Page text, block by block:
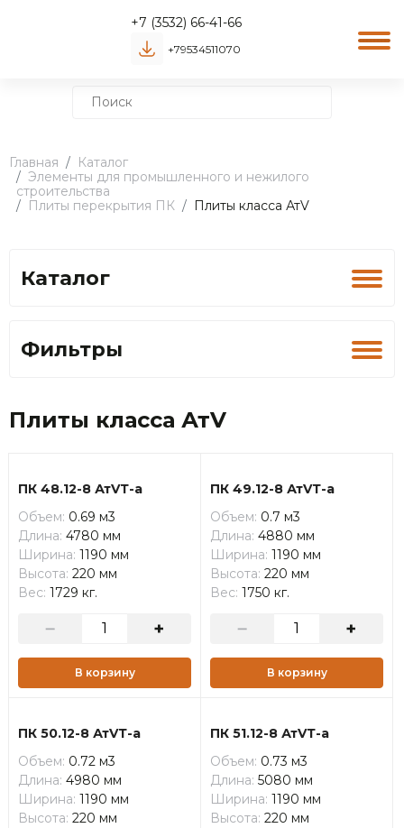
+7 (3532) 66-41-66
+79534511070
Главная
Каталог
Элементы для промышленного и нежилого
строительства
Плиты перекрытия ПК
Плиты класса АтV
Каталог
Фильтры
Плиты класса АтV
ПК 48.12-8 АтVТ-а
Объем: 0.69 м3
Длина: 4780 мм
Ширина: 1190 мм
Высота: 220 мм
Вес: 1729 кг.
В корзину
ПК 49.12-8 АтVТ-а
Объем: 0.7 м3
Длина: 4880 мм
Ширина: 1190 мм
Высота: 220 мм
Вес: 1750 кг.
В корзину
ПК 50.12-8 АтVТ-а
Объем: 0.72 м3
Длина: 4980 мм
Ширина: 1190 мм
Высота: 220 мм
ПК 51.12-8 АтVТ-а
Объем: 0.73 м3
Длина: 5080 мм
Ширина: 1190 мм
Высота: 220 мм